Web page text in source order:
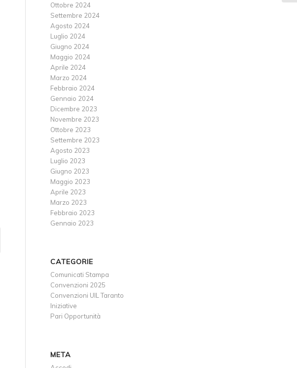
Ottobre 2024
Settembre 2024
Agosto 2024
Luglio 2024
Giugno 2024
Maggio 2024
Aprile 2024
Marzo 2024
Febbraio 2024
Gennaio 2024
Dicembre 2023
Novembre 2023
Ottobre 2023
Settembre 2023
Agosto 2023
Luglio 2023
Giugno 2023
Maggio 2023
Aprile 2023
Marzo 2023
Febbraio 2023
Gennaio 2023
CATEGORIE
Comunicati Stampa
Convenzioni 2025
Convenzioni UIL Taranto
Iniziative
Pari Opportunità
META